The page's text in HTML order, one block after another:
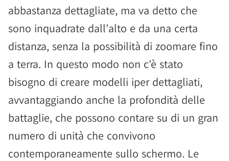
abbastanza dettagliate, ma va detto che
sono inquadrate dall'alto e da una certa
distanza, senza la possibilità di zoomare fino
a terra. In questo modo non c'è stato
bisogno di creare modelli iper dettagliati,
avvantaggiando anche la profondità delle
battaglie, che possono contare su di un gran
numero di unità che convivono
contemporaneamente sullo schermo. Le